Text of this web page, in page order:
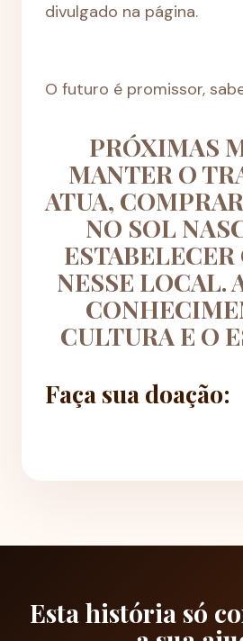
divulgado na página.
O futuro é promissor,
PRÓXIMAS
MANTER O
ATUA,
NO SOL
ESTABELECER
NESSE LOCAL.
CULTURA E O
Faça sua doação:
Esta história só